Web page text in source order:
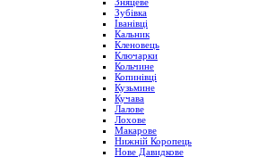
Зняцеве
Зубівка
Іванівці
Кальник
Кленовець
Ключарки
Кольчине
Копинівці
Кузьмине
Кучава
Лалове
Лохове
Макарове
Нижній Коропець
Нове Давидкове